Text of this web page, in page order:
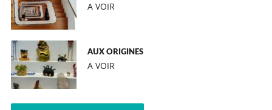
A VOIR
AUX ORIGINES
A VOIR